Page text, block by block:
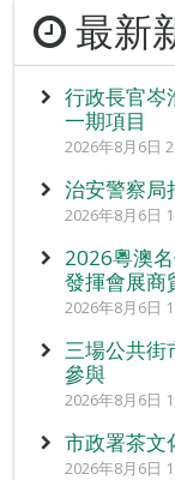
最新
行政長官岑
一期項目
2026年8月6日
治安警察局
2026年8月6日
2026粵澳
發揮會展商
2026年8月6日
三場公共街
參與
2026年8月6日
市政署茶文
2026年8月6日